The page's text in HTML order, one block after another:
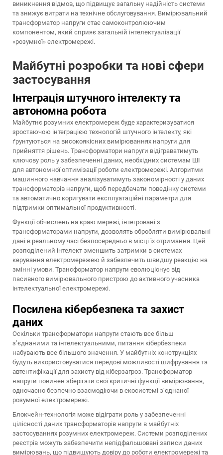
виникнення відмов, що підвищує загальну надійність системи
та знижує витрати на технічне обслуговування. Вимірювальний
трансформатор напруги стає самоконтролюючим
компонентом, який сприяє загальній інтелектуалізації
«розумної» електромережі.
Майбутні розробки та нові сфери
застосування
Інтеграція штучного інтелекту та
автономна робота
Майбутнє розумних електромереж буде характеризуватися
зростаючою інтеграцією технологій штучного інтелекту, які
ґрунтуються на високоякісних вимірюваннях напруги для
прийняття рішень. Трансформатори напруги відіграватимуть
ключову роль у забезпеченні даних, необхідних системам ШІ
для автономної оптимізації роботи електромережі. Алгоритми
машинного навчання аналізуватимуть закономірності у даних
трансформаторів напруги, щоб передбачати поведінку системи
та автоматично коригувати експлуатаційні параметри для
підтримки оптимальної продуктивності.
Функції обчислень на краю мережі, інтегровані з
трансформаторами напруги, дозволять обробляти вимірювальні
дані в реальному часі безпосередньо в місці їх отримання. Цей
розподілений інтелект зменшить затримки в системах
керування електромережею й забезпечить швидшу реакцію на
змінні умови. Трансформатор напруги еволюціонує від
пасивного вимірювального пристрою до активного учасника
інтелектуальної електромережі.
Посилена кібербезпека та захист
даних
Оскільки трансформатори напруги стають все більш
з’єднаними та інтелектуальними, питання кібербезпеки
набувають все більшого значення. У майбутніх конструкціях
будуть використовуватися передові можливості шифрування та
автентифікації для захисту від кіберзагроз. Трансформатор
напруги повинен зберігати свої критичні функції вимірювання,
одночасно безпечно взаємодіючи в екосистемі з’єднаної
розумної електромережі.
Блокчейн-технологія може відіграти роль у забезпеченні
цілісності даних трансформаторів напруги в майбутніх
застосуваннях розумних електромереж. Системи розподілених
реєстрів можуть забезпечити непідфальшовані записи даних
вимірювань, що підвищують довіру до роботи електромережі та